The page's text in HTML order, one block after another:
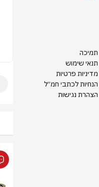
תמיכה
תנאי שימוש
מדיניות פרטיות
הנחיות לכתבי חמ״ל
הצהרת נגישות